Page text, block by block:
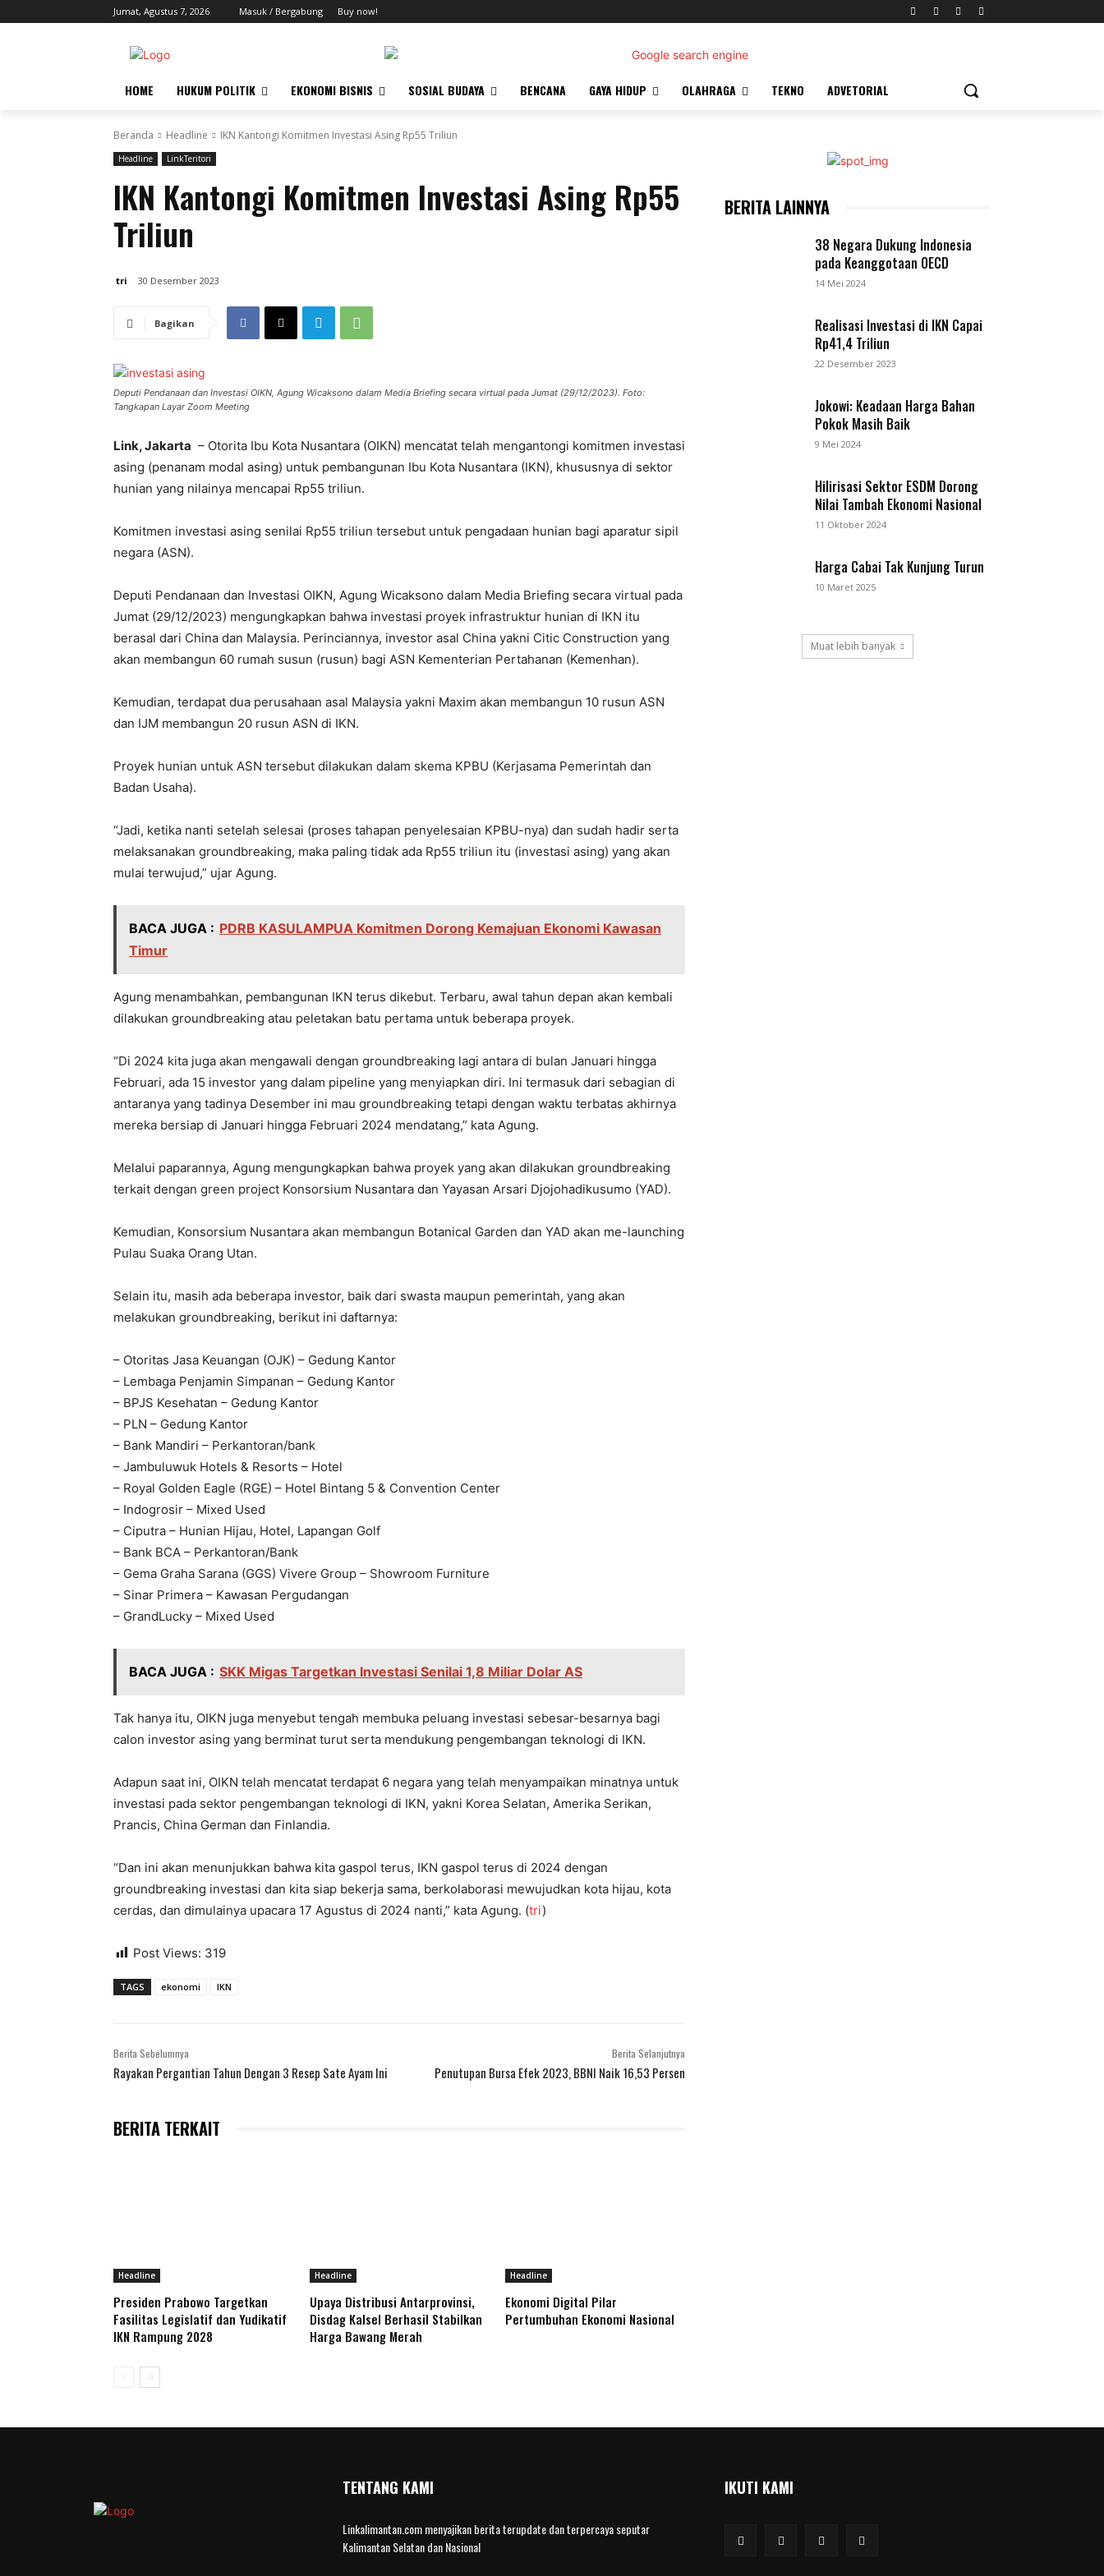
Jumat, Agustus 7, 2026 Masuk / Bergabung Buy now!
HOME HUKUM POLITIK EKONOMI BISNIS SOSIAL BUDAYA BENCANA GAYA HIDUP OLAHRAGA TEKNO ADVETORIAL
Beranda Headline IKN Kantongi Komitmen Investasi Asing Rp55 Triliun
Headline LinkTeritori
IKN Kantongi Komitmen Investasi Asing Rp55
Triliun
tri 30 Desember 2023
Bagikan
Deputi Pendanaan dan Investasi OIKN, Agung Wicaksono dalam Media Briefing secara virtual pada Jumat (29/12/2023). Foto:
Tangkapan Layar Zoom Meeting
Link, Jakarta – Otorita Ibu Kota Nusantara (OIKN) mencatat telah mengantongi komitmen investasi
asing (penanam modal asing) untuk pembangunan Ibu Kota Nusantara (IKN), khususnya di sektor
hunian yang nilainya mencapai Rp55 triliun.
Komitmen investasi asing senilai Rp55 triliun tersebut untuk pengadaan hunian bagi aparatur sipil
negara (ASN).
Deputi Pendanaan dan Investasi OIKN, Agung Wicaksono dalam Media Briefing secara virtual pada
Jumat (29/12/2023) mengungkapkan bahwa investasi proyek infrastruktur hunian di IKN itu
berasal dari China dan Malaysia. Perinciannya, investor asal China yakni Citic Construction yang
akan membangun 60 rumah susun (rusun) bagi ASN Kementerian Pertahanan (Kemenhan).
Kemudian, terdapat dua perusahaan asal Malaysia yakni Maxim akan membangun 10 rusun ASN
dan IJM membangun 20 rusun ASN di IKN.
Proyek hunian untuk ASN tersebut dilakukan dalam skema KPBU (Kerjasama Pemerintah dan
Badan Usaha).
“Jadi, ketika nanti setelah selesai (proses tahapan penyelesaian KPBU-nya) dan sudah hadir serta
melaksanakan groundbreaking, maka paling tidak ada Rp55 triliun itu (investasi asing) yang akan
mulai terwujud,” ujar Agung.
BACA JUGA : PDRB KASULAMPUA Komitmen Dorong Kemajuan Ekonomi Kawasan
Timur
Agung menambahkan, pembangunan IKN terus dikebut. Terbaru, awal tahun depan akan kembali
dilakukan groundbreaking atau peletakan batu pertama untuk beberapa proyek.
“Di 2024 kita juga akan mengawali dengan groundbreaking lagi antara di bulan Januari hingga
Februari, ada 15 investor yang dalam pipeline yang menyiapkan diri. Ini termasuk dari sebagian di
antaranya yang tadinya Desember ini mau groundbreaking tetapi dengan waktu terbatas akhirnya
mereka bersiap di Januari hingga Februari 2024 mendatang,” kata Agung.
Melalui paparannya, Agung mengungkapkan bahwa proyek yang akan dilakukan groundbreaking
terkait dengan green project Konsorsium Nusantara dan Yayasan Arsari Djojohadikusumo (YAD).
Kemudian, Konsorsium Nusantara akan membangun Botanical Garden dan YAD akan me-launching
Pulau Suaka Orang Utan.
Selain itu, masih ada beberapa investor, baik dari swasta maupun pemerintah, yang akan
melakukan groundbreaking, berikut ini daftarnya:
– Otoritas Jasa Keuangan (OJK) – Gedung Kantor
– Lembaga Penjamin Simpanan – Gedung Kantor
– BPJS Kesehatan – Gedung Kantor
– PLN – Gedung Kantor
– Bank Mandiri – Perkantoran/bank
– Jambuluwuk Hotels & Resorts – Hotel
– Royal Golden Eagle (RGE) – Hotel Bintang 5 & Convention Center
– Indogrosir – Mixed Used
– Ciputra – Hunian Hijau, Hotel, Lapangan Golf
– Bank BCA – Perkantoran/Bank
– Gema Graha Sarana (GGS) Vivere Group – Showroom Furniture
– Sinar Primera – Kawasan Pergudangan
– GrandLucky – Mixed Used
BACA JUGA : SKK Migas Targetkan Investasi Senilai 1,8 Miliar Dolar AS
Tak hanya itu, OIKN juga menyebut tengah membuka peluang investasi sebesar-besarnya bagi
calon investor asing yang berminat turut serta mendukung pengembangan teknologi di IKN.
Adapun saat ini, OIKN telah mencatat terdapat 6 negara yang telah menyampaikan minatnya untuk
investasi pada sektor pengembangan teknologi di IKN, yakni Korea Selatan, Amerika Serikan,
Prancis, China German dan Finlandia.
“Dan ini akan menunjukkan bahwa kita gaspol terus, IKN gaspol terus di 2024 dengan
groundbreaking investasi dan kita siap bekerja sama, berkolaborasi mewujudkan kota hijau, kota
cerdas, dan dimulainya upacara 17 Agustus di 2024 nanti,” kata Agung. (tri)
Post Views: 319
TAGS ekonomi IKN
Berita Sebelumnya
Rayakan Pergantian Tahun Dengan 3 Resep Sate Ayam Ini
Berita Selanjutnya
Penutupan Bursa Efek 2023, BBNI Naik 16,53 Persen
BERITA TERKAIT
Headline
Presiden Prabowo Targetkan
Fasilitas Legislatif dan Yudikatif
IKN Rampung 2028
Headline
Upaya Distribusi Antarprovinsi,
Disdag Kalsel Berhasil Stabilkan
Harga Bawang Merah
Headline
Ekonomi Digital Pilar
Pertumbuhan Ekonomi Nasional
BERITA LAINNYA
38 Negara Dukung Indonesia
pada Keanggotaan OECD
14 Mei 2024
Realisasi Investasi di IKN Capai
Rp41,4 Triliun
22 Desember 2023
Jokowi: Keadaan Harga Bahan
Pokok Masih Baik
9 Mei 2024
Hilirisasi Sektor ESDM Dorong
Nilai Tambah Ekonomi Nasional
11 Oktober 2024
Harga Cabai Tak Kunjung Turun
10 Maret 2025
Muat lebih banyak
TENTANG KAMI
Linkalimantan.com menyajikan berita terupdate dan terpercaya seputar
Kalimantan Selatan dan Nasional
IKUTI KAMI